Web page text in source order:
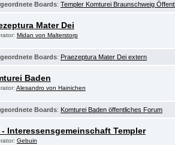
Boards: Templer Komturei Braunschweig
Mater Dei
Midan von Malterstorp
Boards: Praezeptura Mater Dei extern
Baden
Alesandro von Hainichen
Boards: Komturei Baden öffentliches Forum
- Interessensgemeinschaft Templer
Gebuin